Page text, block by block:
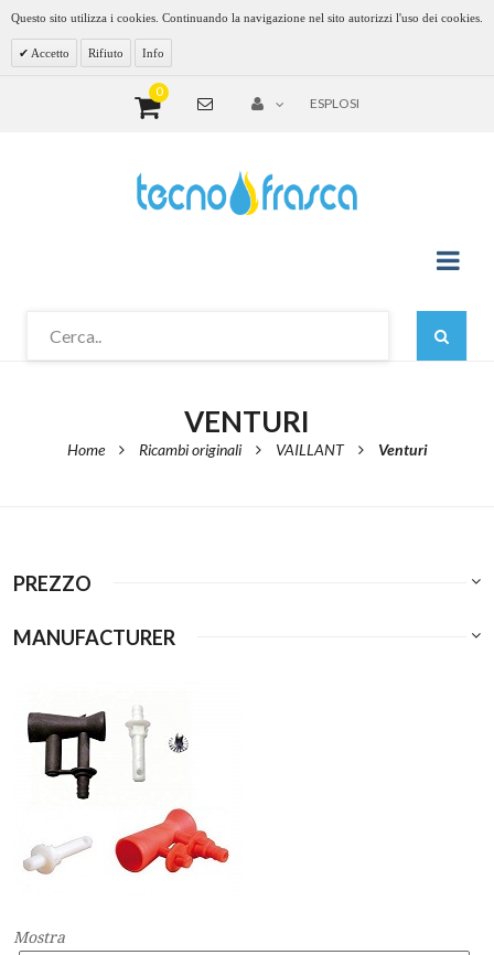
Questo sito utilizza i cookies. Continuando la navigazione nel sito autorizzi l'uso dei cookies.
Accetto Rifiuto Info
0
ESPLOSI
VENTURI
Home Ricambi originali VAILLANT Venturi
PREZZO
MANUFACTURER
Mostra